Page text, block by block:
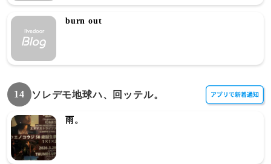
burn out
14 ソレデモ地球ハ、回ッテル。
雨。